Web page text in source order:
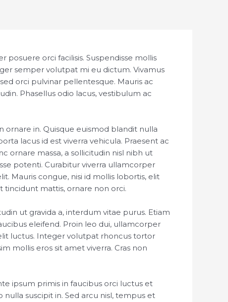
orci facilisis. Suspendisse mollis
semper volutpat mi eu dictum. Vivamus
orci pulvinar pellentesque. Mauris ac
Phasellus odio lacus, vestibulum ac
ornare in. Quisque euismod blandit nulla
lacus id est viverra vehicula. Praesent ac
ornare massa, a sollicitudin nisl nibh ut
potenti. Curabitur viverra ullamcorper
Mauris congue, nisi id mollis lobortis, elit
mattis, ornare non orci.
ut gravida a, interdum vitae purus. Etiam
eleifend. Proin leo dui, ullamcorper
luctus. Integer volutpat rhoncus tortor
mollis eros sit amet viverra. Cras non
ipsum primis in faucibus orci luctus et
suscipit in. Sed arcu nisl, tempus et